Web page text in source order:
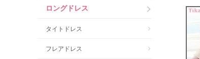
ロングドレス
タイトドレス
フレアドレス